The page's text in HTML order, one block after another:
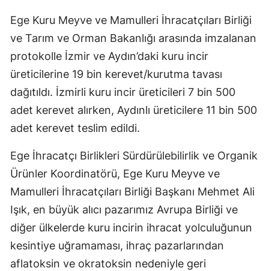
Ege Kuru Meyve ve Mamulleri İhracatçıları Birliği
ve Tarım ve Orman Bakanlığı arasında imzalanan
protokolle İzmir ve Aydın’daki kuru incir
üreticilerine 19 bin kerevet/kurutma tavası
dağıtıldı. İzmirli kuru incir üreticileri 7 bin 500
adet kerevet alırken, Aydınlı üreticilere 11 bin 500
adet kerevet teslim edildi.
Ege İhracatçı Birlikleri Sürdürülebilirlik ve Organik
Ürünler Koordinatörü, Ege Kuru Meyve ve
Mamulleri İhracatçıları Birliği Başkanı Mehmet Ali
Işık, en büyük alıcı pazarımız Avrupa Birliği ve
diğer ülkelerde kuru incirin ihracat yolculuğunun
kesintiye uğramaması, ihraç pazarlarından
aflatoksin ve okratoksin nedeniyle geri